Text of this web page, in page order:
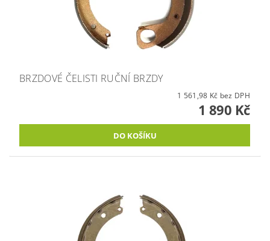
BRZDOVÉ ČELISTI RUČNÍ BRZDY
1 561,98 Kč bez DPH
1 890 Kč